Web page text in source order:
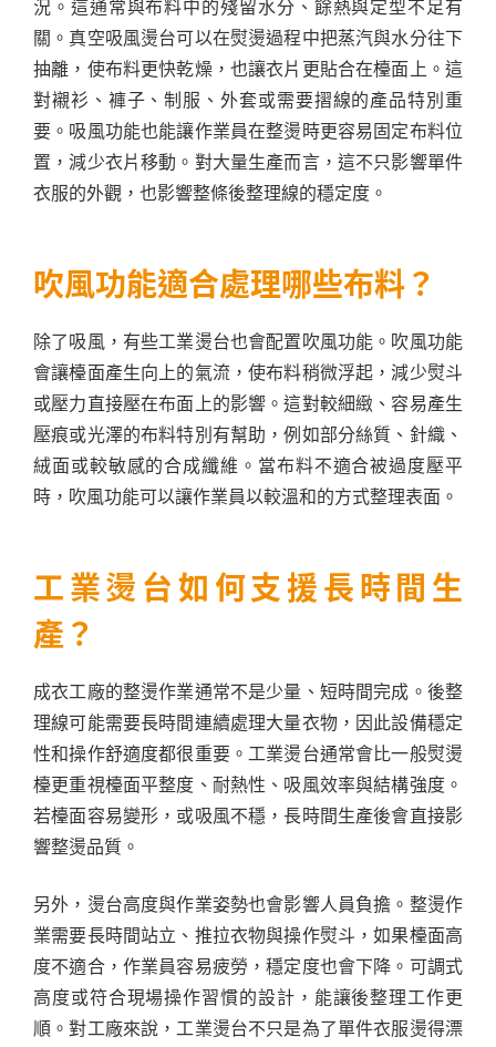
況。這通常與布料中的殘留水分、餘熱與定型不足有
關。真空吸風燙台可以在熨燙過程中把蒸汽與水分往下
抽離，使布料更快乾燥，也讓衣片更貼合在檯面上。這
對襯衫、褲子、制服、外套或需要摺線的產品特別重
要。吸風功能也能讓作業員在整燙時更容易固定布料位
置，減少衣片移動。對大量生產而言，這不只影響單件
衣服的外觀，也影響整條後整理線的穩定度。
吹風功能適合處理哪些布料？
除了吸風，有些工業燙台也會配置吹風功能。吹風功能
會讓檯面產生向上的氣流，使布料稍微浮起，減少熨斗
或壓力直接壓在布面上的影響。這對較細緻、容易產生
壓痕或光澤的布料特別有幫助，例如部分絲質、針織、
絨面或較敏感的合成纖維。當布料不適合被過度壓平
時，吹風功能可以讓作業員以較溫和的方式整理表面。
工業燙台如何支援長時間生
產？
成衣工廠的整燙作業通常不是少量、短時間完成。後整
理線可能需要長時間連續處理大量衣物，因此設備穩定
性和操作舒適度都很重要。工業燙台通常會比一般熨燙
檯更重視檯面平整度、耐熱性、吸風效率與結構強度。
若檯面容易變形，或吸風不穩，長時間生產後會直接影
響整燙品質。
另外，燙台高度與作業姿勢也會影響人員負擔。整燙作
業需要長時間站立、推拉衣物與操作熨斗，如果檯面高
度不適合，作業員容易疲勞，穩定度也會下降。可調式
高度或符合現場操作習慣的設計，能讓後整理工作更
順。對工廠來說，工業燙台不只是為了單件衣服燙得漂